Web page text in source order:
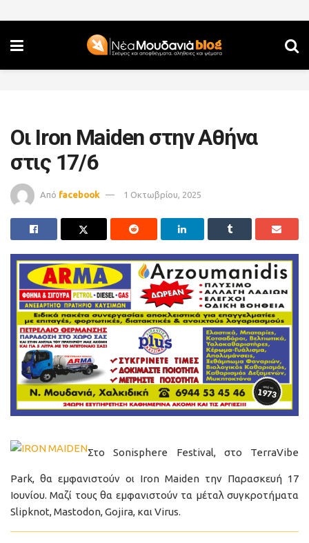
Οι Iron Maiden στην Αθήνα
στις 17/6
Από facebook 1 Οκτωβρίου, 2025
Στο Sonisphere Festival, στο TerraVibe
Park, θα εμφανιστούν οι Iron Maiden την Παρασκευή 17
Ιουνίου. Μαζί τους θα εμφανιστούν τα μέταλ συγκροτήματα
Slipknot, Mastodon, Gojira, και Virus.